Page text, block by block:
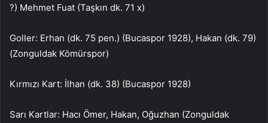
?) Mehmet Fuat (Taşkın dk. 71 x)
Goller: Erhan (dk. 75 pen.) (Bucaspor 1928), Hakan (dk. 79)
(Zonguldak Kömürspor)
Kırmızı Kart: İlhan (dk. 38) (Bucaspor 1928)
Sarı Kartlar: Hacı Ömer, Hakan, Oğuzhan (Zonguldak